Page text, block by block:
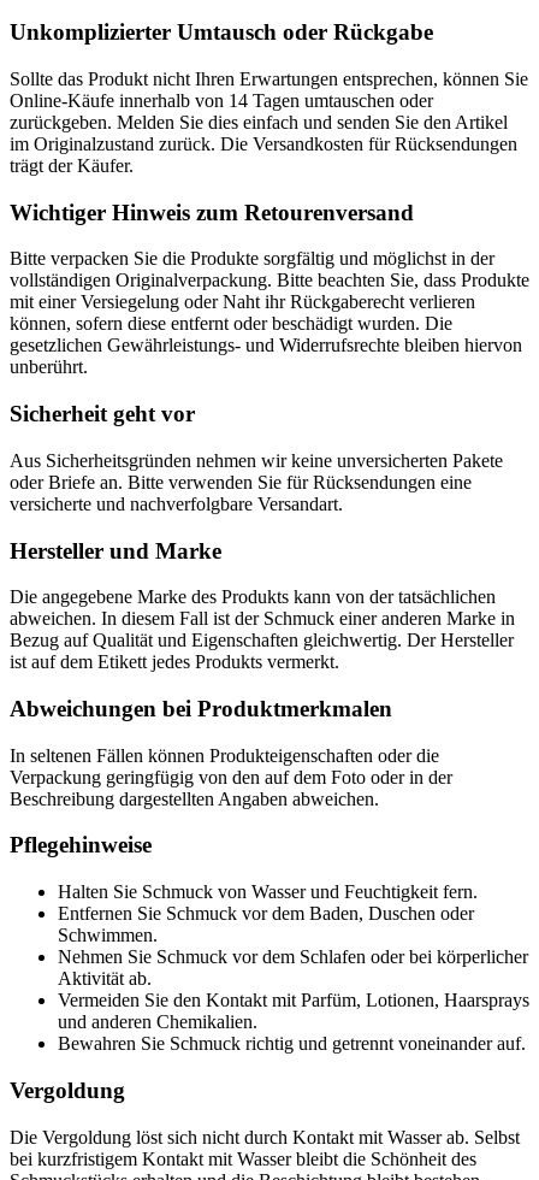
Unkomplizierter Umtausch oder Rückgabe
Sollte das Produkt nicht Ihren Erwartungen entsprechen, können Sie
Online-Käufe innerhalb von 14 Tagen umtauschen oder
zurückgeben. Melden Sie dies einfach und senden Sie den Artikel
im Originalzustand zurück. Die Versandkosten für Rücksendungen
trägt der Käufer.
Wichtiger Hinweis zum Retourenversand
Bitte verpacken Sie die Produkte sorgfältig und möglichst in der
vollständigen Originalverpackung. Bitte beachten Sie, dass Produkte
mit einer Versiegelung oder Naht ihr Rückgaberecht verlieren
können, sofern diese entfernt oder beschädigt wurden. Die
gesetzlichen Gewährleistungs- und Widerrufsrechte bleiben hiervon
unberührt.
Sicherheit geht vor
Aus Sicherheitsgründen nehmen wir keine unversicherten Pakete
oder Briefe an. Bitte verwenden Sie für Rücksendungen eine
versicherte und nachverfolgbare Versandart.
Hersteller und Marke
Die angegebene Marke des Produkts kann von der tatsächlichen
abweichen. In diesem Fall ist der Schmuck einer anderen Marke in
Bezug auf Qualität und Eigenschaften gleichwertig. Der Hersteller
ist auf dem Etikett jedes Produkts vermerkt.
Abweichungen bei Produktmerkmalen
In seltenen Fällen können Produkteigenschaften oder die
Verpackung geringfügig von den auf dem Foto oder in der
Beschreibung dargestellten Angaben abweichen.
Pflegehinweise
Halten Sie Schmuck von Wasser und Feuchtigkeit fern.
Entfernen Sie Schmuck vor dem Baden, Duschen oder
Schwimmen.
Nehmen Sie Schmuck vor dem Schlafen oder bei körperlicher
Aktivität ab.
Vermeiden Sie den Kontakt mit Parfüm, Lotionen, Haarsprays
und anderen Chemikalien.
Bewahren Sie Schmuck richtig und getrennt voneinander auf.
Vergoldung
Die Vergoldung löst sich nicht durch Kontakt mit Wasser ab. Selbst
bei kurzfristigem Kontakt mit Wasser bleibt die Schönheit des